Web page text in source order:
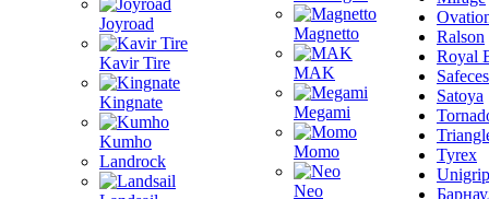
Joyroad
Kavir Tire
Kingnate
Kumho
Landrock
Magnetto
MAK
Megami
Momo
Neo
Ralson
Royal
Satoya
Tyrex
Unigrip